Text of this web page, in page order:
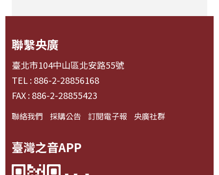
聯繫央廣
臺北市104中山區北安路55號
TEL : 886-2-28856168
FAX : 886-2-28855423
聯絡我們 採購公告 訂閱電子報 央廣社群
臺灣之音APP